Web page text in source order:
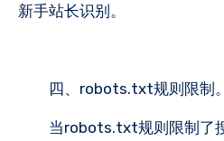
新手站长识别。
四、robots.txt规则限制。
当robots.txt规则限制了搜